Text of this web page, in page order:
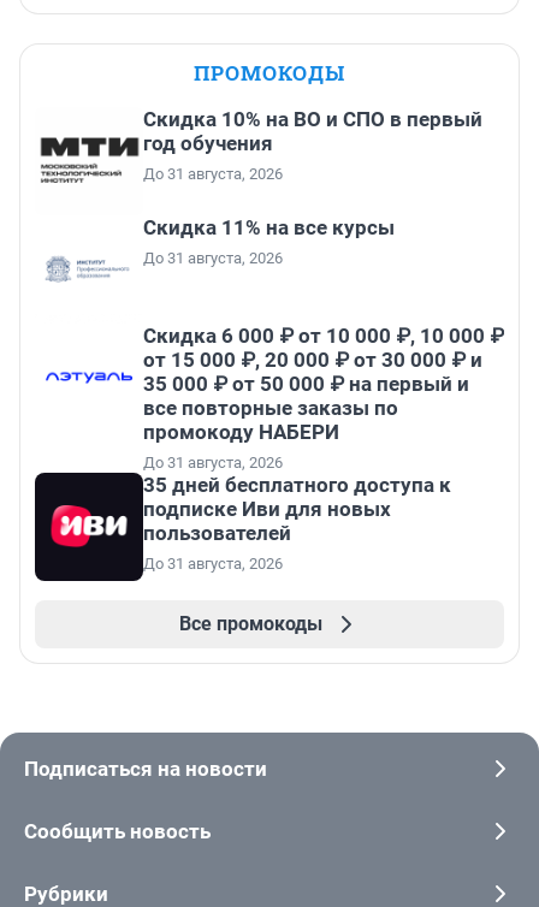
ПРОМОКОДЫ
Скидка 10% на ВО и СПО в первый
год обучения
До 31 августа, 2026
Скидка 11% на все курсы
До 31 августа, 2026
Скидка 6 000 ₽ от 10 000 ₽, 10 000 ₽
от 15 000 ₽, 20 000 ₽ от 30 000 ₽ и
35 000 ₽ от 50 000 ₽ на первый и
все повторные заказы по
промокоду НАБЕРИ
До 31 августа, 2026
35 дней бесплатного доступа к
подписке Иви для новых
пользователей
До 31 августа, 2026
Все промокоды
Подписаться на новости
Сообщить новость
Рубрики